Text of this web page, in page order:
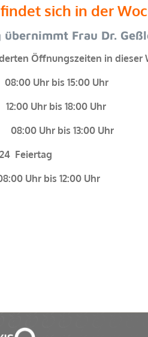
sich in der
Frau Dr.
Öffnungszeiten in dieser
Uhr bis 15:00 Uhr
Uhr bis 18:00 Uhr
Uhr bis 13:00 Uhr
Feiertag
Uhr bis 12:00 Uhr